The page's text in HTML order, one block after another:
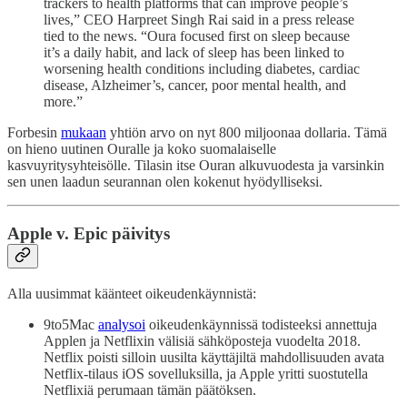
trackers to health platforms that can improve people’s
lives,” CEO Harpreet Singh Rai said in a press release
tied to the news. “Oura focused first on sleep because
it’s a daily habit, and lack of sleep has been linked to
worsening health conditions including diabetes, cardiac
disease, Alzheimer’s, cancer, poor mental health, and
more.”
Forbesin mukaan yhtiön arvo on nyt 800 miljoonaa dollaria. Tämä
on hieno uutinen Ouralle ja koko suomalaiselle
kasvuyritysyhteisölle. Tilasin itse Ouran alkuvuodesta ja varsinkin
sen unen laadun seurannan olen kokenut hyödylliseksi.
Apple v. Epic päivitys
Alla uusimmat käänteet oikeudenkäynnistä:
9to5Mac analysoi oikeudenkäynnissä todisteeksi annettuja
Applen ja Netflixin välisiä sähköposteja vuodelta 2018.
Netflix poisti silloin uusilta käyttäjiltä mahdollisuuden avata
Netflix-tilaus iOS sovelluksilla, ja Apple yritti suostutella
Netflixiä perumaan tämän päätöksen.